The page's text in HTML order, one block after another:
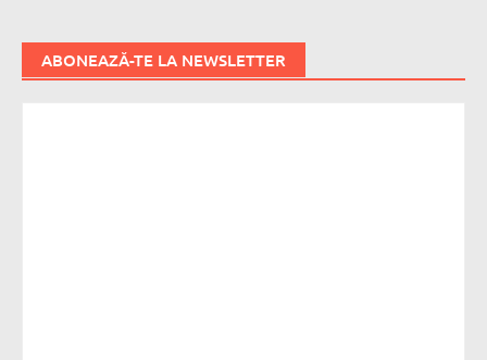
ABONEAZĂ-TE LA NEWSLETTER